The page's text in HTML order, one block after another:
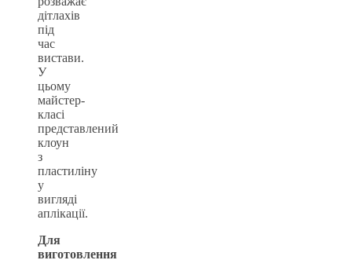
дітлахів
під
час
вистави.
У
цьому
майстер-
класі
представлений
клоун
з
пластиліну
у
вигляді
аплікації.
Для
виготовлення